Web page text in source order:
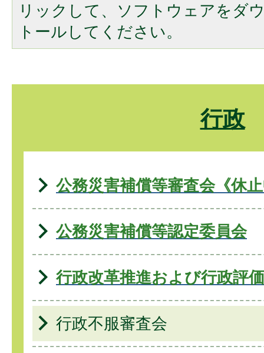
リックして、ソフトウェアをダ
トールしてください。
行政
公務災害補償等審査会《休
公務災害補償等認定委員会
行政改革推進および行政評
行政不服審査会